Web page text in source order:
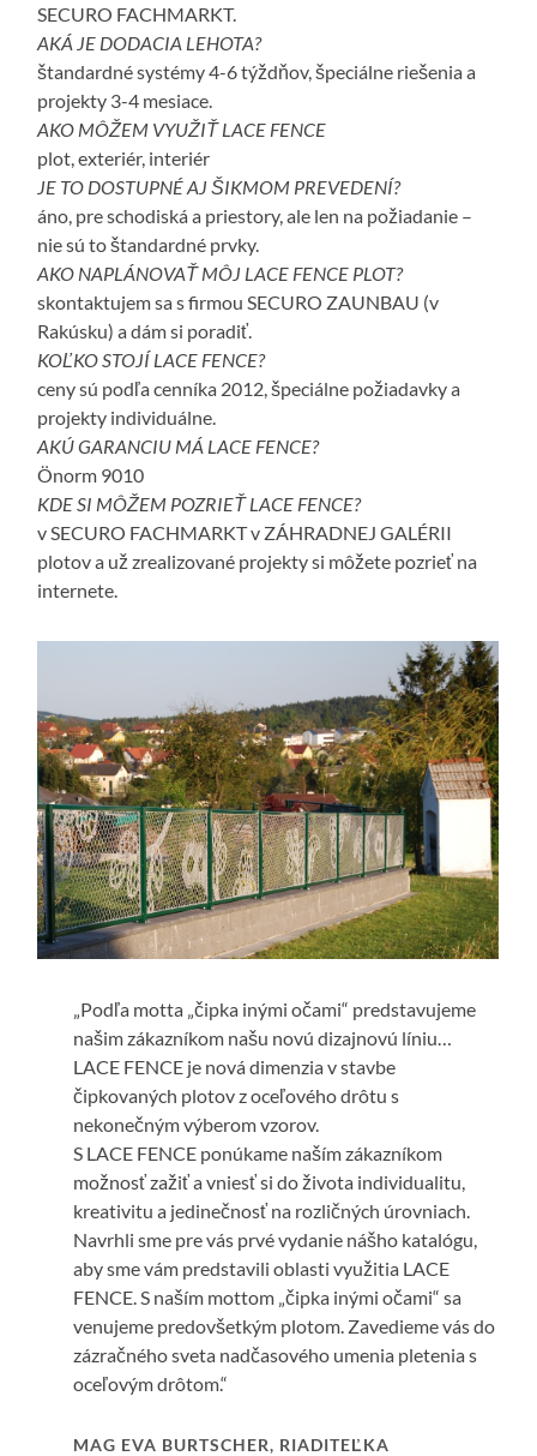
SECURO FACHMARKT.
AKÁ JE DODACIA LEHOTA?
štandardné systémy 4-6 týždňov, špeciálne riešenia a
projekty 3-4 mesiace.
AKO MÔŽEM VYUŽIŤ LACE FENCE
plot, exteriér, interiér
JE TO DOSTUPNÉ AJ ŠIKMOM PREVEDENÍ?
áno, pre schodiská a priestory, ale len na požiadanie –
nie sú to štandardné prvky.
AKO NAPLÁNOVAŤ MÔJ LACE FENCE PLOT?
skontaktujem sa s firmou SECURO ZAUNBAU (v
Rakúsku) a dám si poradiť.
KOĽKO STOJÍ LACE FENCE?
ceny sú podľa cenníka 2012, špeciálne požiadavky a
projekty individuálne.
AKÚ GARANCIU MÁ LACE FENCE?
Önorm 9010
KDE SI MÔŽEM POZRIEŤ LACE FENCE?
v SECURO FACHMARKT v ZÁHRADNEJ GALÉRII
plotov a už zrealizované projekty si môžete pozrieť na
internete.
„Podľa motta „čipka inými očami“ predstavujeme
našim zákazníkom našu novú dizajnovú líniu…
LACE FENCE je nová dimenzia v stavbe
čipkovaných plotov z oceľového drôtu s
nekonečným výberom vzorov.
S LACE FENCE ponúkame naším zákazníkom
možnosť zažiť a vniesť si do života individualitu,
kreativitu a jedinečnosť na rozličných úrovniach.
Navrhli sme pre vás prvé vydanie nášho katalógu,
aby sme vám predstavili oblasti využitia LACE
FENCE. S naším mottom „čipka inými očami“ sa
venujeme predovšetkým plotom. Zavedieme vás do
zázračného sveta nadčasového umenia pletenia s
oceľovým drôtom.“
MAG EVA BURTSCHER, RIADITEĽKA